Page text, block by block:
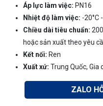
Áp lực làm việc: PN16
Nhiệt độ làm việc: -20°C
Chiều dài tiêu chuẩn:
hoặc sản xuất theo yêu
Kết nối: Ren
Xuất xứ: Trung Quốc, Gia
ZALO